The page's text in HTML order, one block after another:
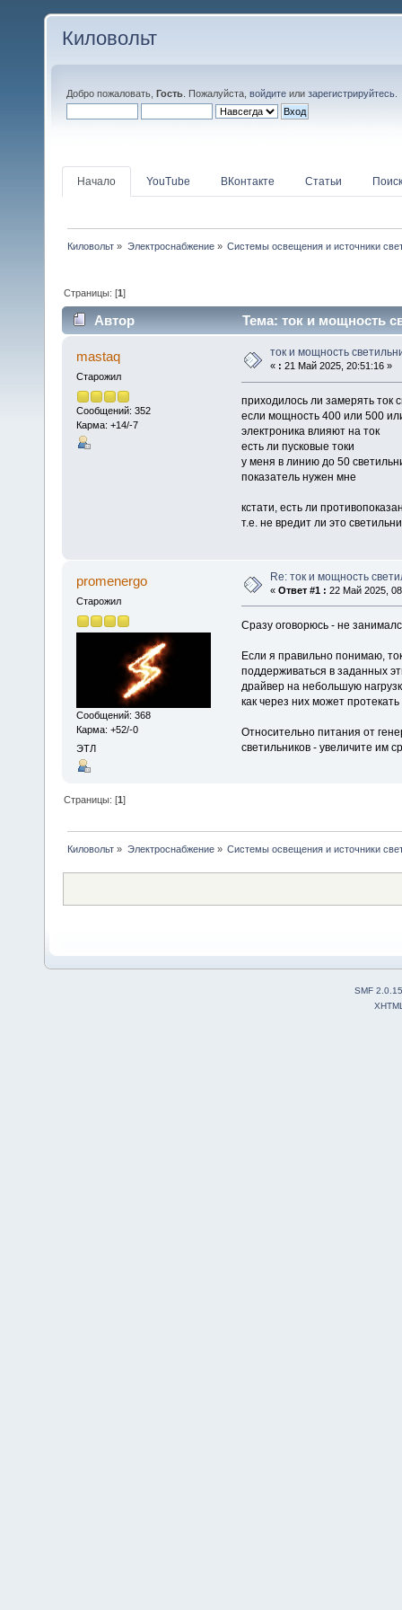
Киловольт
Добро пожаловать, Гость . Пожалуйста, войдите или зарегистрируйтесь
Начало YouTube ВКонтакте Статьи Поиск
Киловольт » Электроснабжение» Системы освещения и источники
Страницы: [1]
Автор Тема: ток и мощность
mastaq
Старожил
Сообщений: 352
Карма: +14/-7
ток и мощность
« : 21 Май 2025, 20:51:16 »
приходилось ли замерять ток
если мощность 400 или 500
электроника влияют на ток
есть ли пусковые токи
у меня в линию до 50
показатель нужен мне
кстати, есть ли
т.е. не вредит ли это
promenergo
Старожил
Сообщений: 368
Карма: +52/-0
ЭТЛ
Re: ток и мощность
« Ответ #1 : 22 Май 2025,
Сразу оговорюсь - не
Если я правильно понимаю,
поддерживаться в заданных
драйвер на небольшую
как через них может
Относительно питания от
светильников - увеличите им
Страницы: [1]
Киловольт » Электроснабжение» Системы освещения и источники
SMF 2.0.15